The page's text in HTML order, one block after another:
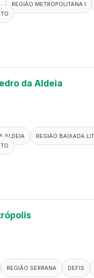
REGIÃO METROPOLITANA I
da Aldeia
ALDEIA REGIÃO BAIXADA
REGIÃO SERRANA DEFIS